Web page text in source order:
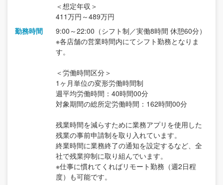
＜想定年収＞
411万円～489万円
勤務時間
9:00～22:00（シフト制／実働8時間 休憩60分）
※各店舗の営業時間内にてシフト勤務となりま
す。
＜労働時間区分＞
1ヶ月単位の変形労働時間制
週平均労働時間：40時間00分
対象期間の総所定労働時間：162時間00分
残業時間を減らすために業務アプリを使用した
残業の事前申請制を取り入れています。
終業時間に業務終了の通知を設定するなど、全
社で残業抑制に取り組んでいます。
※仕事に慣れてくればリモート勤務（週2日程
度）も可能です。